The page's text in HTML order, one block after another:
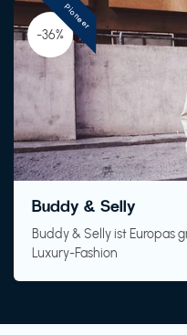
-36%
Buddy & Selly
Buddy & Selly ist Europas
Luxury-Fashion
Pioneer